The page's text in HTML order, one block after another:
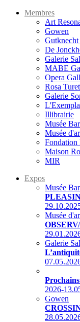
Membres
Art
Gowen
De
Galerie
MABE
Opera
Rosa
Galerie
Illibrairie
Musée
Musée
Fondation
Maison
MIR
Expos
Musée
Musée
Galerie
2026-
Gowen